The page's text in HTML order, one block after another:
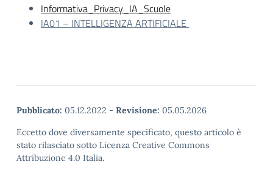
Informativa_Privacy_IA_Scuole
IA01 – INTELLIGENZA ARTIFICIALE
Pubblicato: 05.12.2022 - Revisione: 05.05.2026
Eccetto dove diversamente specificato, questo articolo è
stato rilasciato sotto Licenza Creative Commons
Attribuzione 4.0 Italia.